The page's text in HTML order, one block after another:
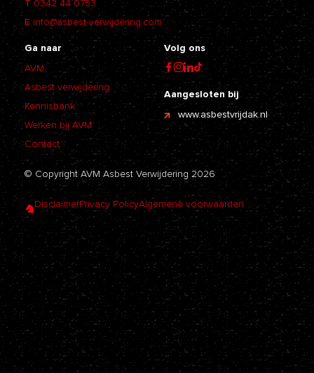
T 0342 44 0753
E info@asbest-verwijdering.com
Ga naar
AVM
Asbest verwijdering
Kennisbank
Werken bij AVM
Contact
Volg ons
Aangesloten bij
www.asbestvrijdak.nl
© Copyright AVM Asbest Verwijdering 2026
DisclaimerPrivacy PolicyAlgemene voorwaarden